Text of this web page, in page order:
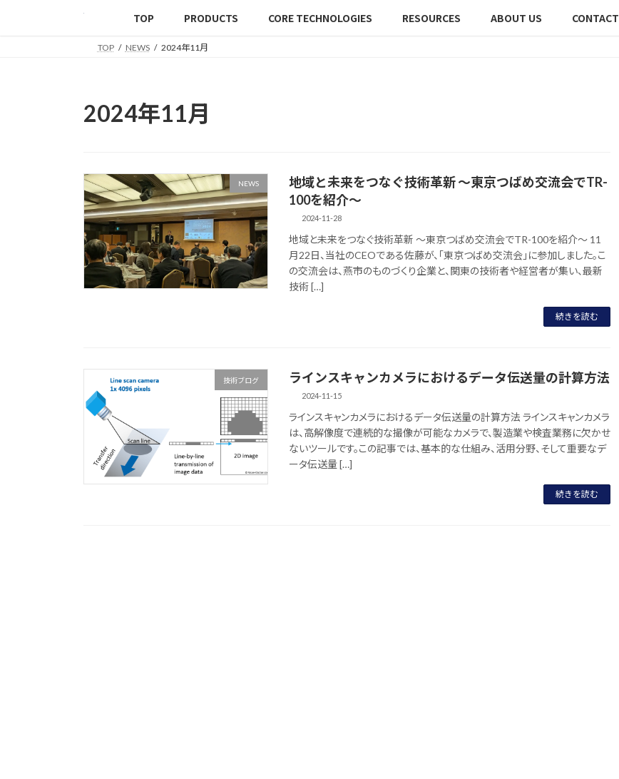
TOP PRODUCTS CORE TECHNOLOGIES RESOURCES ABOUT US CONTACT
TOP NEWS 2024年11月
2024年11月
NEWS
地域と未来をつなぐ技術革新 ～東京つばめ交流会でTR-
100を紹介～
2024-11-28
地域と未来をつなぐ技術革新 ～東京つばめ交流会でTR-100を紹介～ 11
月22日、当社のCEOである佐藤が、「東京つばめ交流会」に参加しました。こ
の交流会は、燕市のものづくり企業と、関東の技術者や経営者が集い、最新
技術 […]
続きを読む
技術ブログ ラインスキャンカメラにおけるデータ伝送量の計算方法
2024-11-15
ラインスキャンカメラにおけるデータ伝送量の計算方法 ラインスキャンカメラ
は、高解像度で連続的な撮像が可能なカメラで、製造業や検査業務に欠かせ
ないツールです。この記事では、基本的な仕組み、活用分野、そして重要なデ
ータ伝送量 […]
続きを読む